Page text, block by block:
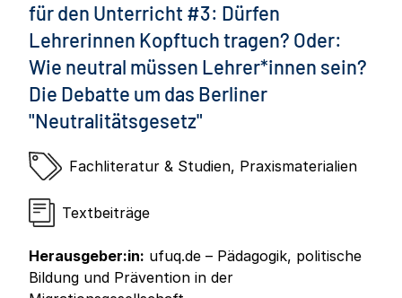
für den Unterricht #3: Dürfen
Lehrerinnen Kopftuch tragen? Oder:
Wie neutral müssen Lehrer*innen sein?
Die Debatte um das Berliner
"Neutralitätsgesetz"
Fachliteratur & Studien, Praxismaterialien
Textbeiträge
Herausgeber:in: ufuq.de – Pädagogik, politische
Bildung und Prävention in der